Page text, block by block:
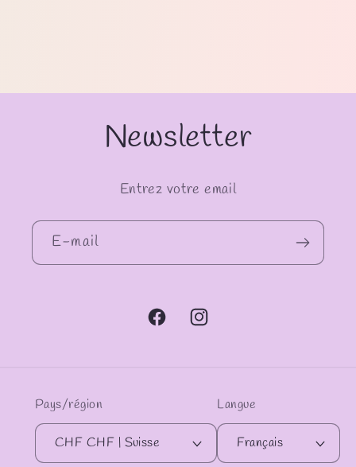
Newsletter
Entrez votre email
E-mail
FacebookInstagram
Pays/région
CHF CHF | Suisse
Langue
Français